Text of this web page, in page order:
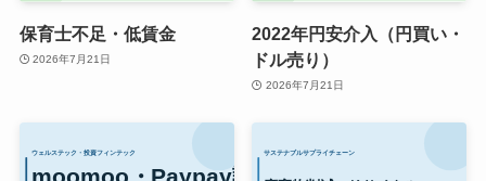
保育士不足・低賃金
2026年7月21日
2022年円安介入（円買い・
ドル売り）
2026年7月21日